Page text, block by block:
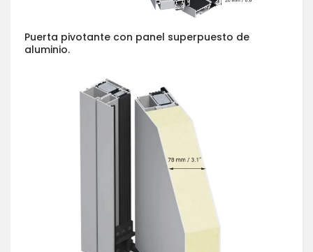
Puerta pivotante con panel superpuesto de
aluminio.